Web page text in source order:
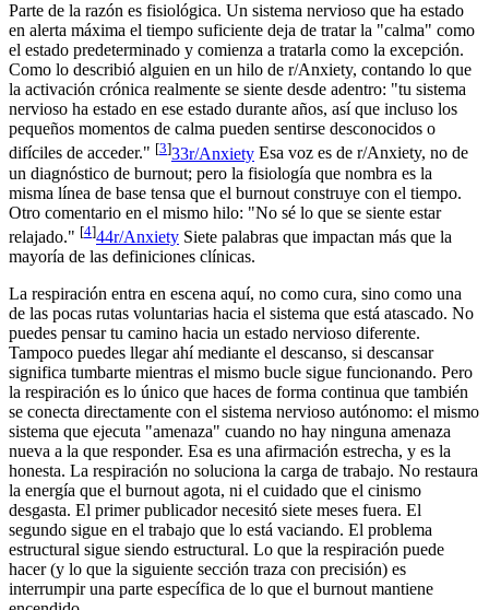
Parte de la razón es fisiológica. Un sistema nervioso que ha estado
en alerta máxima el tiempo suficiente deja de tratar la "calma" como
el estado predeterminado y comienza a tratarla como la excepción.
Como lo describió alguien en un hilo de r/Anxiety, contando lo que
la activación crónica realmente se siente desde adentro: "tu sistema
nervioso ha estado en ese estado durante años, así que incluso los
pequeños momentos de calma pueden sentirse desconocidos o
difíciles de acceder." [3]33r/Anxiety Esa voz es de r/Anxiety, no de
un diagnóstico de burnout; pero la fisiología que nombra es la
misma línea de base tensa que el burnout construye con el tiempo.
Otro comentario en el mismo hilo: "No sé lo que se siente estar
relajado." [4]44r/Anxiety Siete palabras que impactan más que la
mayoría de las definiciones clínicas.
La respiración entra en escena aquí, no como cura, sino como una
de las pocas rutas voluntarias hacia el sistema que está atascado. No
puedes pensar tu camino hacia un estado nervioso diferente.
Tampoco puedes llegar ahí mediante el descanso, si descansar
significa tumbarte mientras el mismo bucle sigue funcionando. Pero
la respiración es lo único que haces de forma continua que también
se conecta directamente con el sistema nervioso autónomo: el mismo
sistema que ejecuta "amenaza" cuando no hay ninguna amenaza
nueva a la que responder. Esa es una afirmación estrecha, y es la
honesta. La respiración no soluciona la carga de trabajo. No restaura
la energía que el burnout agota, ni el cuidado que el cinismo
desgasta. El primer publicador necesitó siete meses fuera. El
segundo sigue en el trabajo que lo está vaciando. El problema
estructural sigue siendo estructural. Lo que la respiración puede
hacer (y lo que la siguiente sección traza con precisión) es
interrumpir una parte específica de lo que el burnout mantiene